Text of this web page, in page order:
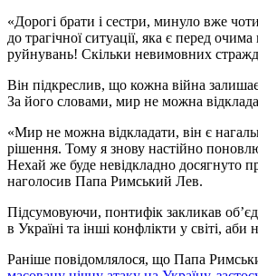
«Дорогі брати і сестри, минуло вже
до трагічної ситуації, яка є перед
руйнувань! Скільки невимовних
Він підкреслив, що кожна війна
За його словами, мир не можна
«Мир не можна відкладати, він є
рішення. Тому я знову настійно
Нехай же буде невідкладно досягнуто
наголосив Папа Римський Лев.
Підсумовуючи, понтифік закликав
в Україні та інші конфлікти у світі, аби
Раніше повідомлялося, що Папа